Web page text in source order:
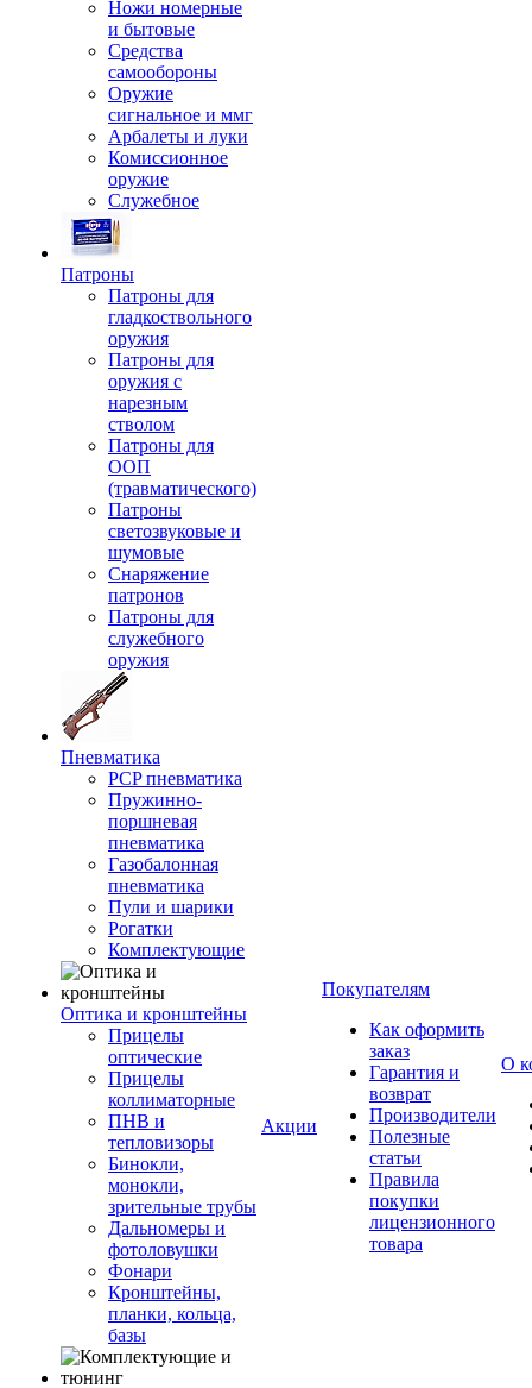
Ножи номерные
и бытовые
Средства
самообороны
Оружие
сигнальное и ммг
Арбалеты и луки
Комиссионное
оружие
Служебное
Патроны
Патроны для
гладкоствольного
оружия
Патроны для
оружия с
нарезным
стволом
Патроны для
ООП
(травматического)
Патроны
светозвуковые и
шумовые
Снаряжение
патронов
Патроны для
служебного
оружия
Пневматика
PCP пневматика
Пружинно-
поршневая
пневматика
Газобалонная
пневматика
Пули и шарики
Рогатки
Комплектующие
Оптика и кронштейны
Прицелы
оптические
Прицелы
коллиматорные
ПНВ и
тепловизоры
Бинокли,
монокли,
зрительные трубы
Дальномеры и
фотоловушки
Фонари
Кронштейны,
планки, кольца,
базы
Акции
Покупателям
Как оформить
заказ
Гарантия и
возврат
Производители
Полезные
статьи
Правила
покупки
лицензионного
товара
О